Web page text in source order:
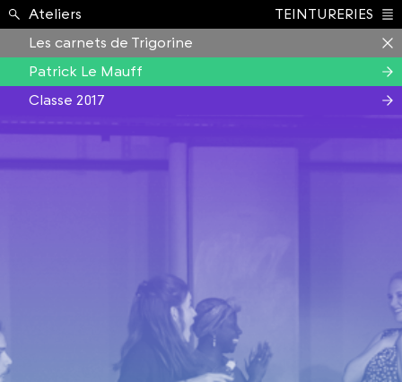
Formation ›
Ateliers
TEINTURERIES
Les carnets de Trigorine
Patrick Le Mauff
Classe 2017